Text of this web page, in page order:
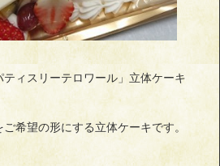
ィスリーテロワール」立体ケーキ
希望の形にする立体ケーキです。